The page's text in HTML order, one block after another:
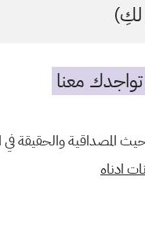
لكِ)
معنا
المصداقية والحقيقة
ادناه